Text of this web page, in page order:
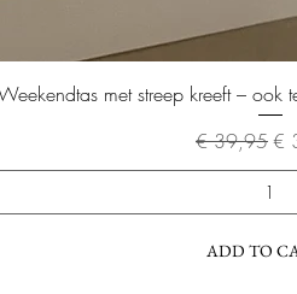
Snel
met streep kreeft – ook
Normale
€ 39,95€
ADD TO